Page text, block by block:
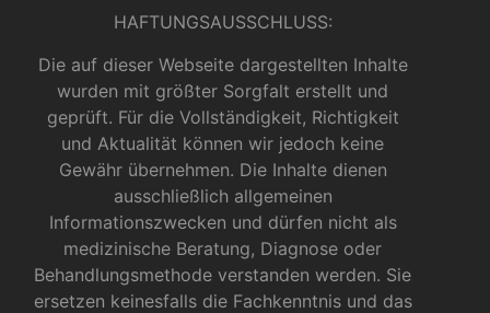
HAFTUNGSAUSSCHLUSS:
Die auf dieser Webseite dargestellten Inhalte
wurden mit größter Sorgfalt erstellt und
geprüft. Für die Vollständigkeit, Richtigkeit
und Aktualität können wir jedoch keine
Gewähr übernehmen. Die Inhalte dienen
ausschließlich allgemeinen
Informationszwecken und dürfen nicht als
medizinische Beratung, Diagnose oder
Behandlungsmethode verstanden werden. Sie
ersetzen keinesfalls die Fachkenntnis und das